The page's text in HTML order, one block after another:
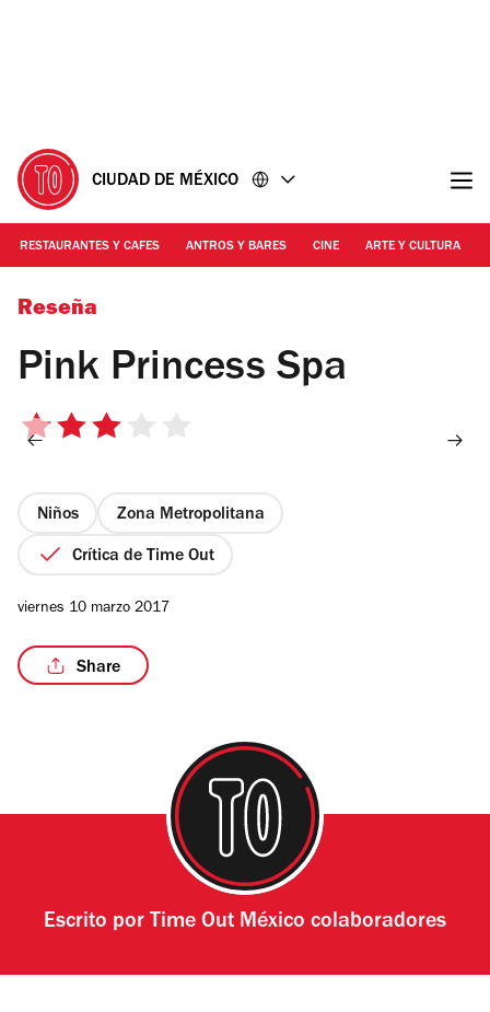
CIUDAD DE MÉXICO
RESTAURANTES Y CAFES ANTROS Y BARES CINE ARTE Y CULTURA
Foto: Mattza Tobón
Reseña
Pink Princess Spa
3
estrellas
Niños Zona Metropolitana
Crítica de Time Out
viernes 10 marzo 2017
Share
Escrito por Time Out México colaboradores